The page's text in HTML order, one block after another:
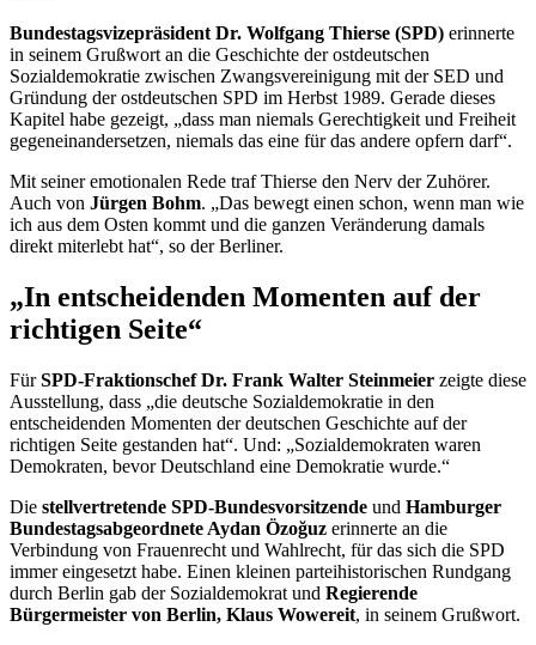
Bundestagsvizepräsident Dr. Wolfgang Thierse (SPD) erinnerte
in seinem Grußwort an die Geschichte der ostdeutschen
Sozialdemokratie zwischen Zwangsvereinigung mit der SED und
Gründung der ostdeutschen SPD im Herbst 1989. Gerade dieses
Kapitel habe gezeigt, „dass man niemals Gerechtigkeit und Freiheit
gegeneinandersetzen, niemals das eine für das andere opfern darf“.
Mit seiner emotionalen Rede traf Thierse den Nerv der Zuhörer.
Auch von Jürgen Bohm. „Das bewegt einen schon, wenn man wie
ich aus dem Osten kommt und die ganzen Veränderung damals
direkt miterlebt hat“, so der Berliner.
„In entscheidenden Momenten auf der
richtigen Seite“
FürSPD-Fraktionschef Dr. Frank Walter Steinmeier zeigte diese
Ausstellung, dass „die deutsche Sozialdemokratie in den
entscheidenden Momenten der deutschen Geschichte auf der
richtigen Seite gestanden hat“. Und: „Sozialdemokraten waren
Demokraten, bevor Deutschland eine Demokratie wurde.“
Die stellvertretende SPD-Bundesvorsitzende und Hamburger
Bundestagsabgeordnete Aydan Özoğuz erinnerte an die
Verbindung von Frauenrecht und Wahlrecht, für das sich die SPD
immer eingesetzt habe. Einen kleinen parteihistorischen Rundgang
durch Berlin gab der Sozialdemokrat und Regierende
Bürgermeister von Berlin, Klaus Wowereit, in seinem Grußwort.